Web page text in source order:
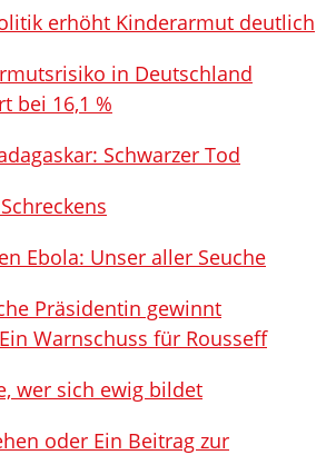
erhöht Kinderarmut deutlich
in Deutschland
bei 16,1 %
Schwarzer Tod
Ebola: Unser aller Seuche
Präsidentin gewinnt
Warnschuss für Rousseff
wer sich ewig bildet
oder Ein Beitrag zur